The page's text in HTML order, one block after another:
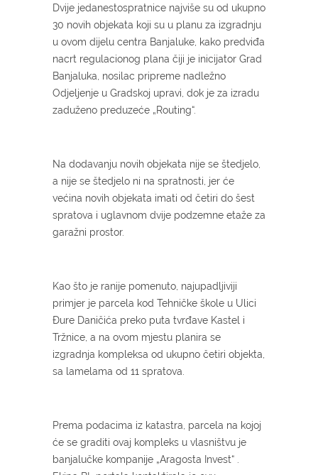
Dvije jedanestospratnice najviše su od ukupno
30 novih objekata koji su u planu za izgradnju
u ovom dijelu centra Banjaluke, kako predviđa
nacrt regulacionog plana čiji je inicijator Grad
Banjaluka, nosilac pripreme nadležno
Odjeljenje u Gradskoj upravi, dok je za izradu
zaduženo preduzeće „Routing“.
Na dodavanju novih objekata nije se štedjelo,
a nije se štedjelo ni na spratnosti, jer će
većina novih objekata imati od četiri do šest
spratova i uglavnom dvije podzemne etaže za
garažni prostor.
Kao što je ranije pomenuto, najupadljiviji
primjer je parcela kod Tehničke škole u Ulici
Đure Daničića preko puta tvrđave Kastel i
Tržnice, a na ovom mjestu planira se
izgradnja kompleksa od ukupno četiri objekta,
sa lamelama od 11 spratova.
Prema podacima iz katastra, parcela na kojoj
će se graditi ovaj kompleks u vlasništvu je
banjalučke kompanije „Aragosta Invest“ .